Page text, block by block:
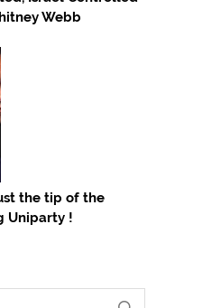
Webb
the tip of the
Uniparty !